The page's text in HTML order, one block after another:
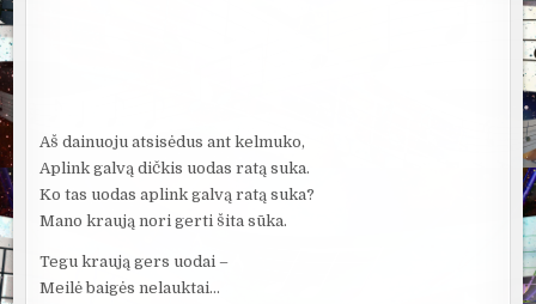
Aš dainuoju atsisėdus ant kelmuko,
Aplink galvą dičkis uodas ratą suka.
Ko tas uodas aplink galvą ratą suka?
Mano kraują nori gerti šita sūka.
Tegu kraują gers uodai –
Meilė baigės nelauktai…